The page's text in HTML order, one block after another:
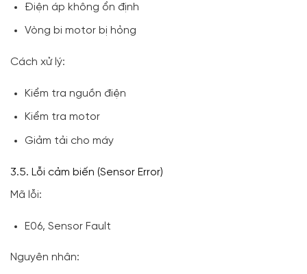
Điện áp không ổn định
Vòng bi motor bị hỏng
Cách xử lý:
Kiểm tra nguồn điện
Kiểm tra motor
Giảm tải cho máy
3.5. Lỗi cảm biến (Sensor Error)
Mã lỗi:
E06, Sensor Fault
Nguyên nhân: